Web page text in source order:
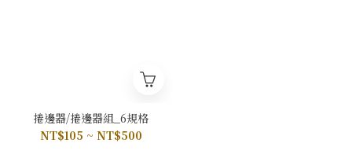
捲邊器/捲邊器組_6規格
NT$105 ~ NT$500